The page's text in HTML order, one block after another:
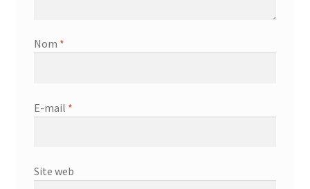
Nom *
E-mail *
Site web